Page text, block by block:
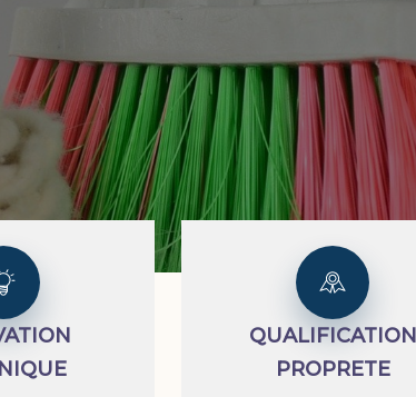
QUALIFICATION
PROPRETE